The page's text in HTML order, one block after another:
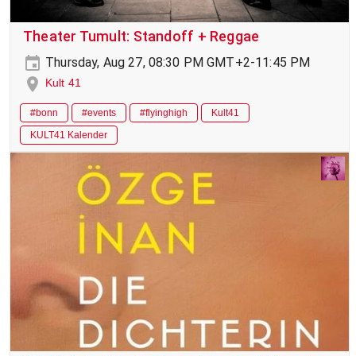
Theater Tumult: Standoff + Reggae
Thursday, Aug 27, 08:30 PM GMT+2-11:45 PM
Kult 41
#bonn #events #flyinghigh
Kult41
KULT41 Kalender